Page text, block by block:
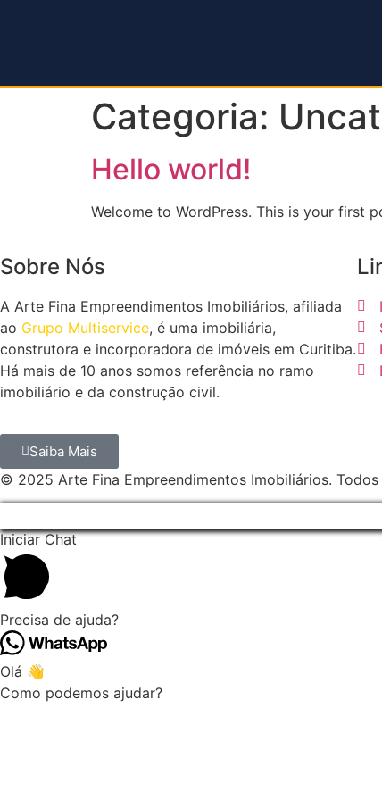
Categoria:
Hello world!
Welcome to WordPress. This is your first
Sobre Nós
A Arte Fina Empreendimentos Imobiliários, afiliada
ao Grupo Multiservice, é uma imobiliária,
construtora e incorporadora de imóveis em Curitiba.
Há mais de 10 anos somos referência no ramo
imobiliário e da construção civil.
Saiba Mais
© 2025 Arte Fina Empreendimentos Imobiliários.
Iniciar Chat
Precisa de ajuda?
Olá 👋
Como podemos ajudar?